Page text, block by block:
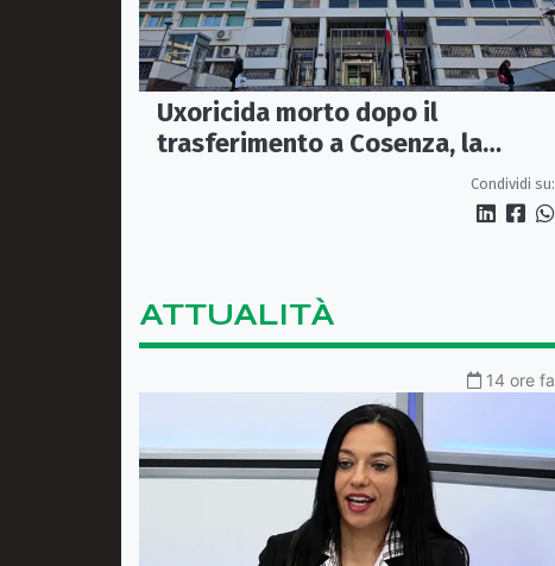
Uxoricida morto dopo il
trasferimento a Cosenza, la
Condividi su:
ATTUALITÀ
14 ore fa